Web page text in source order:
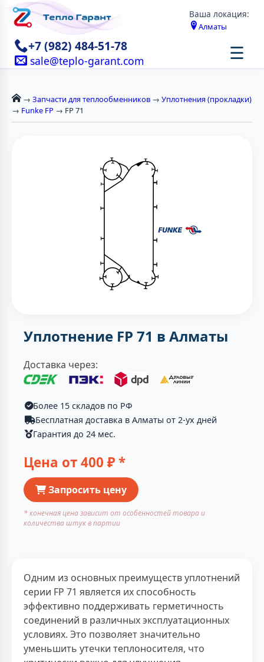
Ваша локация:
Алматы
+7 (982) 484-51-78
sale@teplo-garant.com ☰
→ Запчасти для теплообменников → Уплотнения (прокладки)
→ Funke FP → FP 71
Уплотнение FP 71 в Алматы
Доставка через:
Более 15 складов по РФ
Бесплатная доставка в Алматы от 2-ух дней
Гарантия до 24 мес.
Цена от400 ₽ *
Запросить цену
* конечная цена зависит от особенностей товара и
количества штук в партии
Одним из основных преимуществ уплотнений
серии FP 71 является их способность
эффективно поддерживать герметичность
соединений в различных эксплуатационных
условиях. Это позволяет значительно
уменьшить утечки теплоносителя, что